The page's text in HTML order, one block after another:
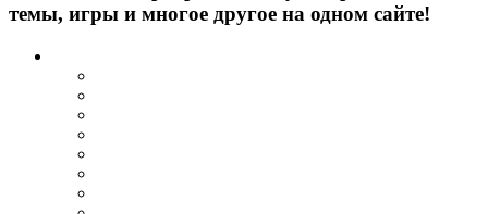
темы, игры и многое другое на одном сайте!